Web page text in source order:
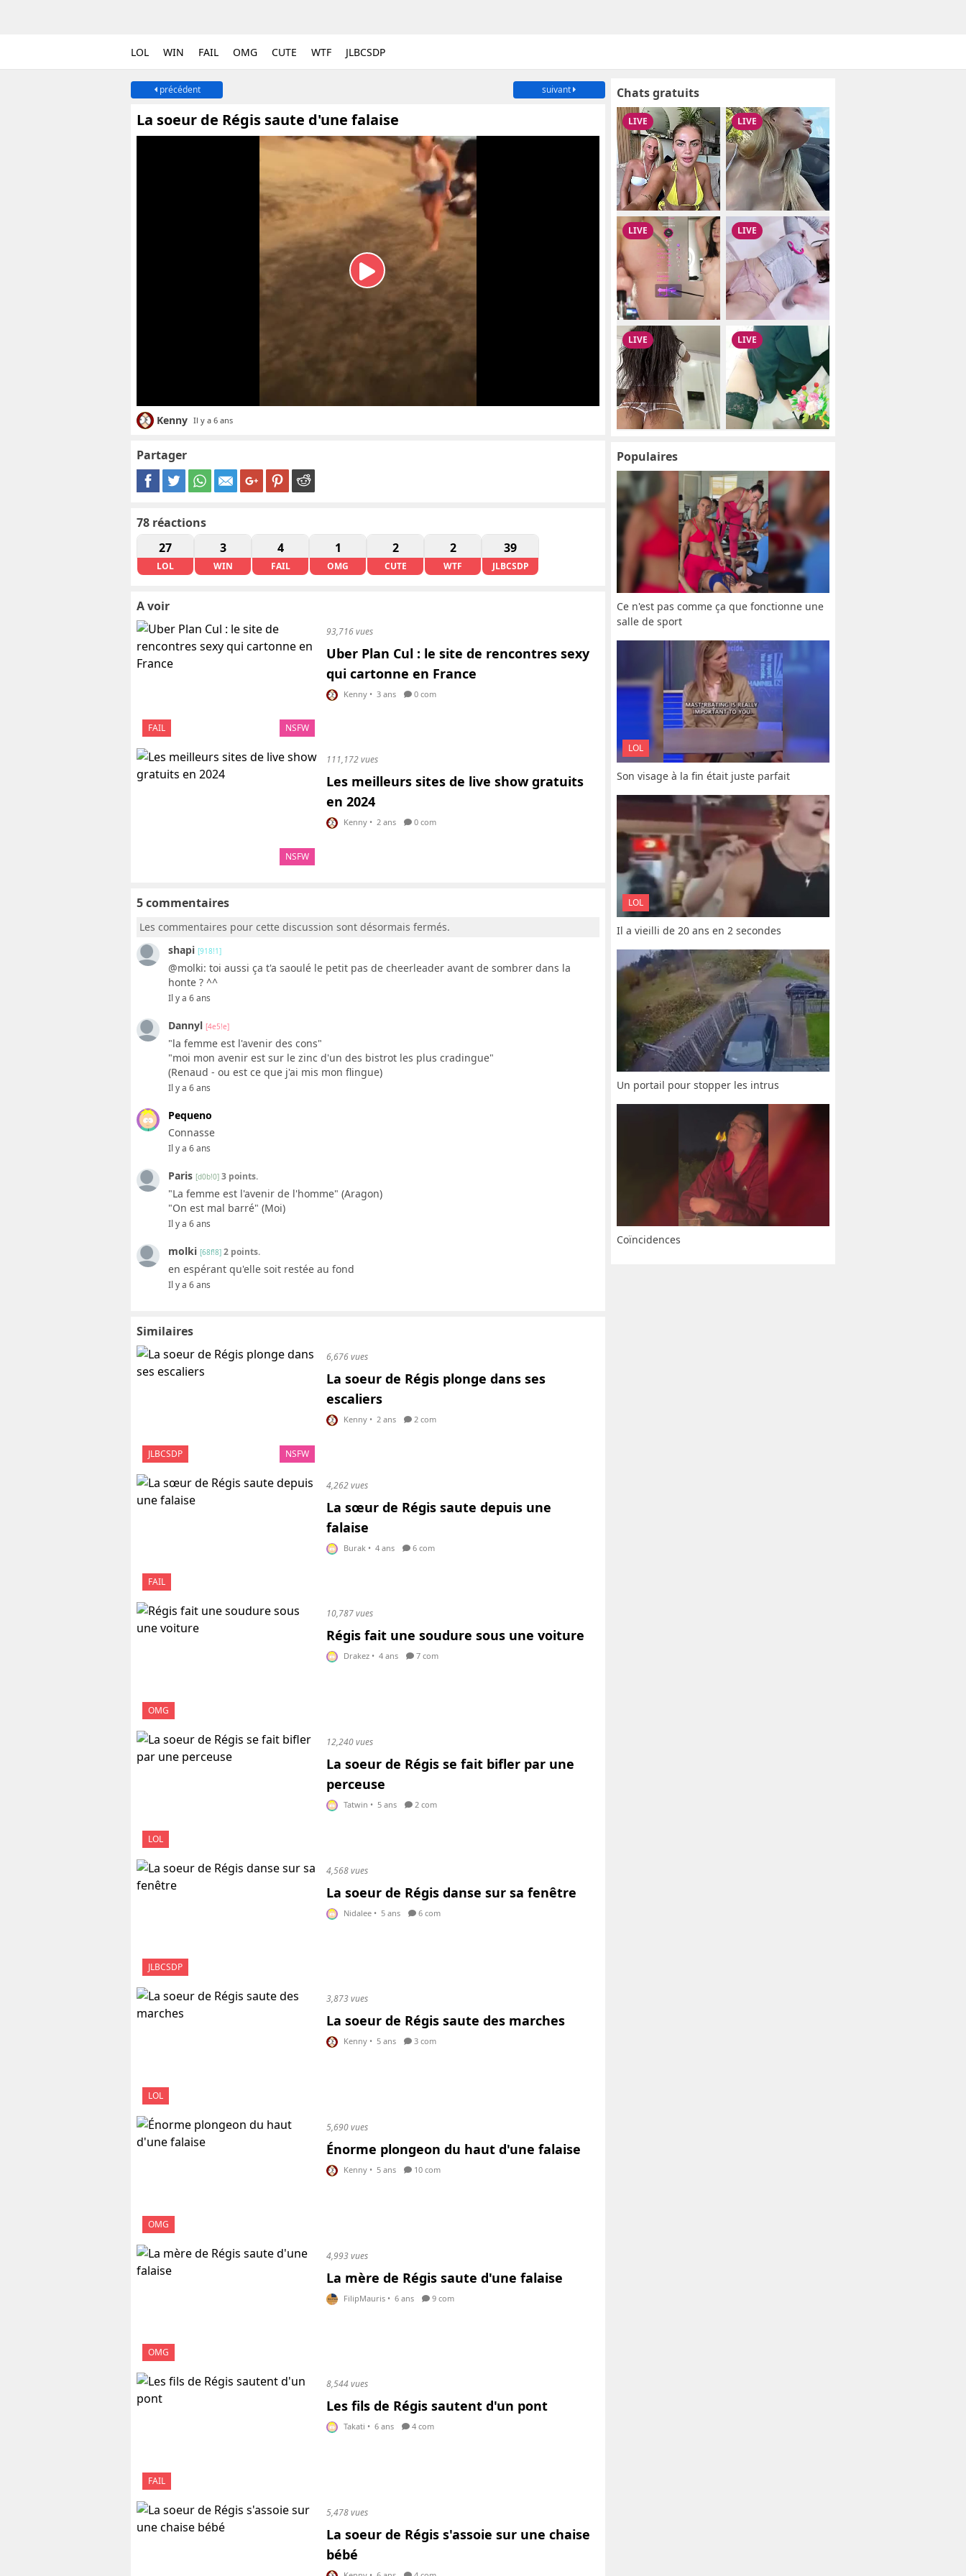
LOL WIN FAIL OMG CUTE WTF JLBCSDP
précédent suivant
La soeur de Régis saute d'une falaise
Kenny Il y a 6 ans
Partager
78 réactions
27
LOL
3
WIN
4
FAIL
1
OMG
2
CUTE
2
WTF
39
JLBCSDP
A voir
FAIL NSFW
93,716 vues
Uber Plan Cul : le site de rencontres sexy
qui cartonne en France
Kenny • 3 ans 0 com
NSFW
111,172 vues
Les meilleurs sites de live show gratuits
en 2024
Kenny • 2 ans 0 com
5 commentaires
Les commentaires pour cette discussion sont désormais fermés.
shapi [918!1]
@molki: toi aussi ça t'a saoulé le petit pas de cheerleader avant de sombrer dans la
honte ? ^^
Il y a 6 ans
Dannyl [4e5!e]
"la femme est l'avenir des cons"
"moi mon avenir est sur le zinc d'un des bistrot les plus cradingue"
(Renaud - ou est ce que j'ai mis mon flingue)
Il y a 6 ans
Pequeno
Connasse
Il y a 6 ans
Paris [d0b!0] 3 points.
"La femme est l'avenir de l'homme" (Aragon)
"On est mal barré" (Moi)
Il y a 6 ans
molki [68f!8] 2 points.
en espérant qu'elle soit restée au fond
Il y a 6 ans
Similaires
JLBCSDP NSFW
6,676 vues
La soeur de Régis plonge dans ses
escaliers
Kenny • 2 ans 2 com
FAIL
4,262 vues
La sœur de Régis saute depuis une
falaise
Burak • 4 ans 6 com
OMG
10,787 vues
Régis fait une soudure sous une voiture
Drakez • 4 ans 7 com
LOL
12,240 vues
La soeur de Régis se fait bifler par une
perceuse
Tatwin • 5 ans 2 com
JLBCSDP
4,568 vues
La soeur de Régis danse sur sa fenêtre
Nidalee • 5 ans 6 com
LOL
3,873 vues
La soeur de Régis saute des marches
Kenny • 5 ans 3 com
OMG
5,690 vues
Énorme plongeon du haut d'une falaise
Kenny • 5 ans 10 com
OMG
4,993 vues
La mère de Régis saute d'une falaise
FilipMauris • 6 ans 9 com
FAIL
8,544 vues
Les fils de Régis sautent d'un pont
Takati • 6 ans 4 com
5,478 vues
La soeur de Régis s'assoie sur une chaise
bébé
Chats gratuits
Populaires
Ce n'est pas comme ça que fonctionne une
salle de sport
LOL
Son visage à la fin était juste parfait
LOL
Il a vieilli de 20 ans en 2 secondes
Un portail pour stopper les intrus
Coïncidences